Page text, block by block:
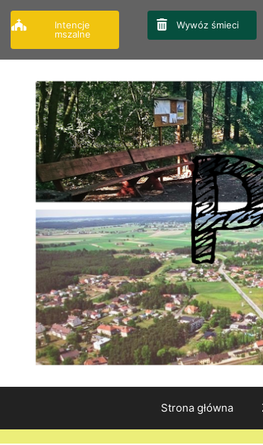
Przejdź
do
Intencje
mszalne
Wywóz śmieci
Strona główna